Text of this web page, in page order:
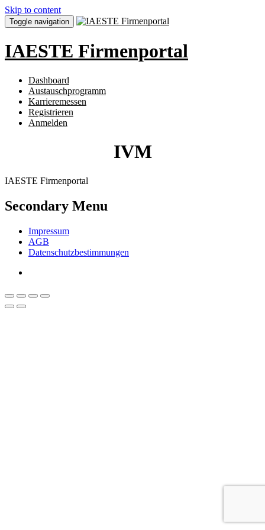
Skip to content
Toggle navigation
IAESTE Firmenportal
Dashboard
Austauschprogramm
Karrieremessen
Registrieren
Anmelden
IVM
IAESTE Firmenportal
Secondary Menu
Impressum
AGB
Datenschutzbestimmungen